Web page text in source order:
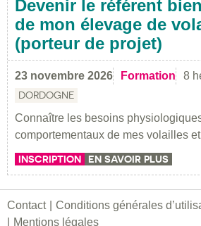
Devenir le référent
de mon élevage de
(porteur de projet)
23 novembre 2026 Formation 8
DORDOGNE
Connaître les besoins
comportementaux de mes volailles
INSCRIPTION EN SAVOIR PLUS
Contact
Conditions générales
Mentions légales